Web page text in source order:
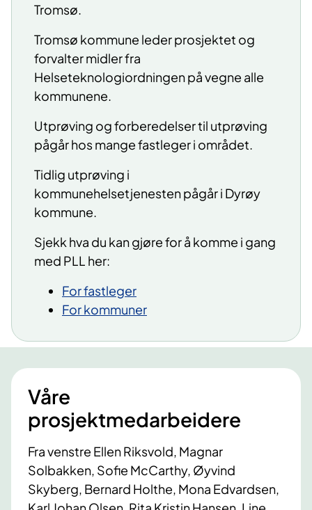
Tromsø.
Tromsø kommune leder prosjektet og
forvalter midler fra
Helseteknologiordningen på vegne alle
kommunene.
Utprøving og forberedelser til utprøving
pågår hos mange fastleger i området.
Tidlig utprøving i
kommunehelsetjenesten pågår i Dyrøy
kommune.
Sjekk hva du kan gjøre for å komme i gang
med PLL her:
For fastleger
For kommuner
Våre
prosjektmedarbeidere
Fra venstre Ellen Riksvold, Magnar
Solbakken, Sofie McCarthy, Øyvind
Skyberg, Bernard Holthe, Mona Edvardsen,